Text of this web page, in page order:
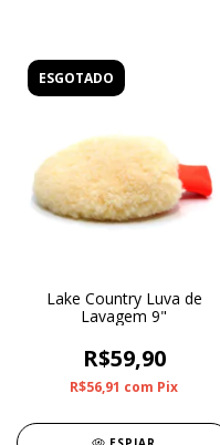
ESGOTADO
Lake Country Luva de
Lavagem 9"
R$59,90
R$56,91 com Pix